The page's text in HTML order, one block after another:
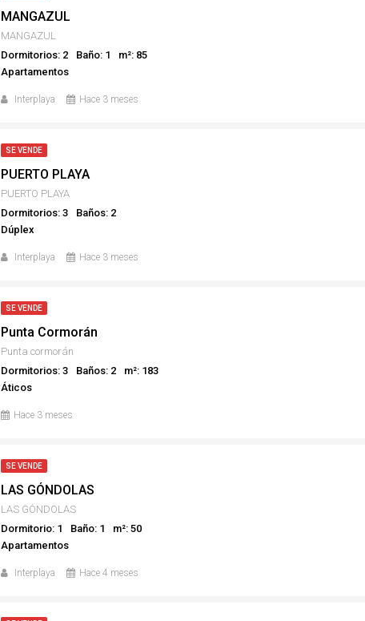
MANGAZUL
MANGAZUL
Dormitorios: 2
Baño: 1
m²: 85
Apartamentos
Interplaya Hace 3 meses
SE VENDE
PUERTO PLAYA
PUERTO PLAYA
Dormitorios: 3
Baños: 2
Dúplex
Interplaya Hace 3 meses
SE VENDE
Punta Cormorán
Punta cormorán
Dormitorios: 3
Baños: 2
m²: 183
Áticos
Hace 3 meses
SE VENDE
LAS GÓNDOLAS
LAS GÓNDOLAS
Dormitorio: 1
Baño: 1
m²: 50
Apartamentos
Interplaya Hace 4 meses